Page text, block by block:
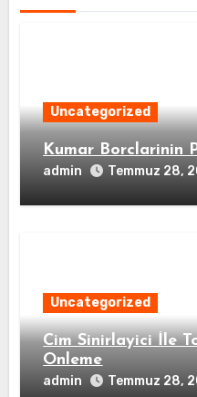
Uncategorized
Kumar Borclarinin
admin Temmuz 28,
Uncategorized
Cim Sinirlayici İle
Onleme
admin Temmuz 28,